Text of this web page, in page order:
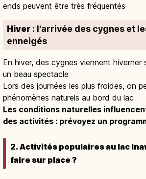
ends peuvent être très fréquentés
Hiver : l'arrivée des cygnes et
enneigés
En hiver, des cygnes viennent
un beau spectacle
Lors des journées les plus froides, on
phénomènes naturels au bord du lac
Les conditions naturelles
des activités : prévoyez un
2. Activités populaires au lac
faire sur place ?